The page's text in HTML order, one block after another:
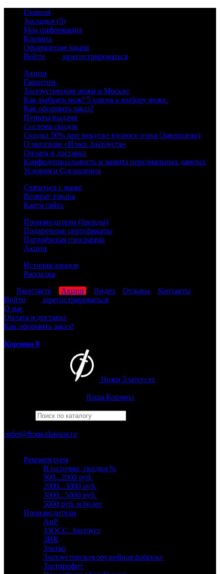
Главная
Закладки (0)
Моя информация
Корзина
Оформление заказа
Войти
зарегистрироваться
Акции
Гарантии
Златоустовские ножи в Москве
Как выбрать нож? 5 шагов к выбору ножа.
Как оформить заказ?
Пункты выдачи
Система скидок
Скидка 50% при покупке второго ножа (Завершено)
О магазине «Ножи Златоуста»
Оплата и доставка
Конфиденциальность и защита персональных данных
Условия и Соглашения
Связаться с нами
Возврат товара
Карта сайта
Производители (бренды)
Подарочные сертификаты
Партнёрская программа
Акции
История заказов
Рассылка
Вконтакте Акции Видео Отзывы
Контакты
Войти
зарегистрироваться
О нас
Оплата и доставка
Как оформить заказ?
Корзина 0
Ножи Златоуста
Ваша Корзина
order@from-zlatoust.ru
Рекомендуем
В наличии, скидки %
900...2000 руб.
2000...3000 руб.
3000...5000 руб.
5000 руб. и более
Производители
АиР
ЗЗОСС, Златоуст
ЗИК
Златко
Златоустовская оружейная фабрика
Златпрофит